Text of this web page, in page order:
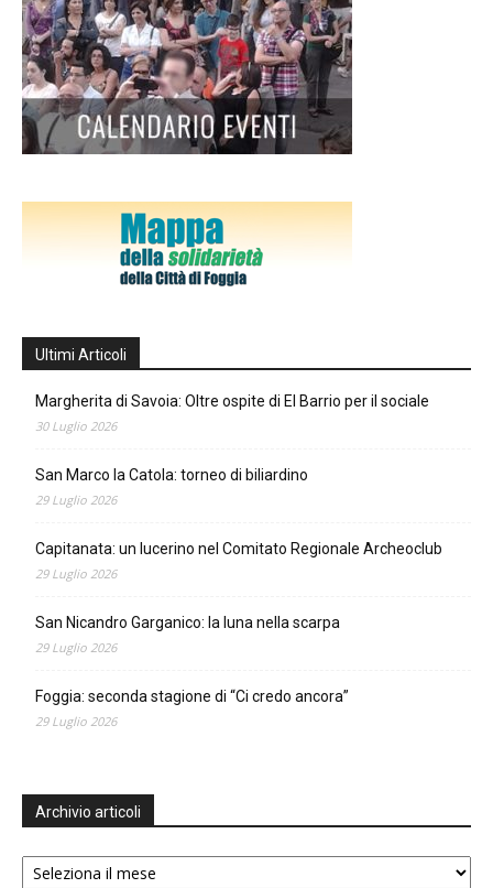
Ultimi Articoli
Margherita di Savoia: Oltre ospite di El Barrio per il sociale
30 Luglio 2026
San Marco la Catola: torneo di biliardino
29 Luglio 2026
Capitanata: un lucerino nel Comitato Regionale Archeoclub
29 Luglio 2026
San Nicandro Garganico: la luna nella scarpa
29 Luglio 2026
Foggia: seconda stagione di “Ci credo ancora”
29 Luglio 2026
Archivio articoli
Archivio
articoli